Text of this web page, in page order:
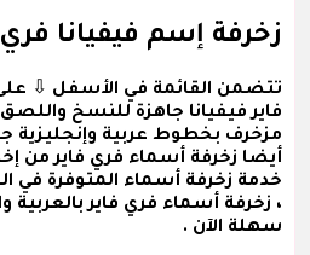
زخرفة إسم فيفيانا
تتضمن القائمة في الأسفل ⇩
فاير فيفيانا جاهزة للنسخ
مزخرف بخطوط عربية وإنجليزية
أيضا زخرفة أسماء فري فاير من
خدمة زخرفة أسماء المتوفرة في
، زخرفة أسماء فري فاير بالعربية
سهلة الآن .